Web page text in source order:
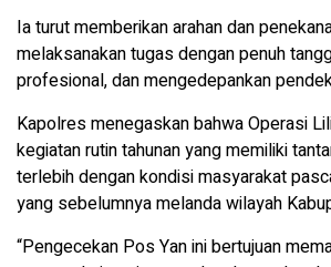
Ia turut memberikan arahan dan
melaksanakan tugas dengan penuh
profesional, dan mengedepankan
Kapolres menegaskan bahwa Operasi
kegiatan rutin tahunan yang memiliki
terlebih dengan kondisi masyarakat
yang sebelumnya melanda wilayah
“Pengecekan Pos Yan ini bertujuan